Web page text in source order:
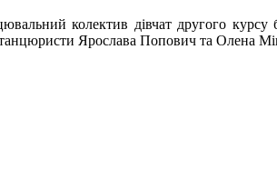
колектив дівчат другого курсу
танцюристи Ярослава Попович та Олена